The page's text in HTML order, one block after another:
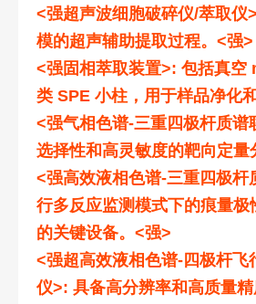
<强超声波细胞破碎仪/萃取仪
模的超声辅助提取过程。<强>
<强固相萃取装置>: 包括真空
类 SPE 小柱，用于样品净化
<强气相色谱-三重四极杆质谱
选择性和高灵敏度的靶向定量
<强高效液相色谱-三重四极杆
行多反应监测模式下的痕量极
的关键设备。<强>
<强超高效液相色谱-四极杆飞
仪>: 具备高分辨率和高质量